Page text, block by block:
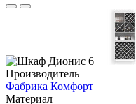
Производитель
Фабрика Комфорт
Материал